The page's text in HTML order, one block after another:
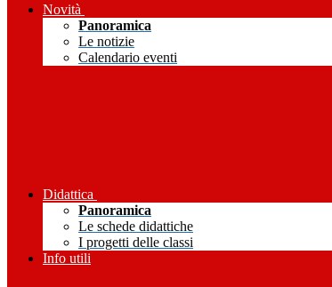
Novità
Panoramica
Le notizie
Calendario eventi
Didattica
Panoramica
Le schede didattiche
I progetti delle classi
Info utili